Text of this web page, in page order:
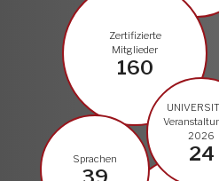
Sprachen
Zertifizierte
Mitglieder
160
2026
24